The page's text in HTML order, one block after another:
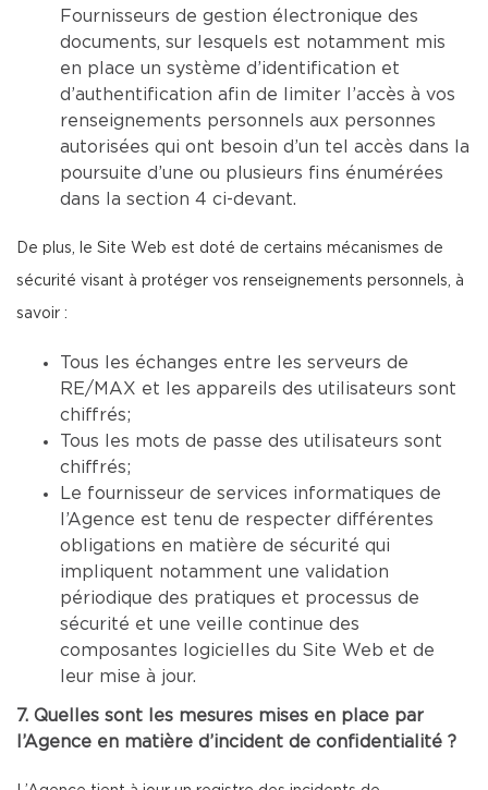
Fournisseurs de gestion électronique des
documents, sur lesquels est notamment mis
en place un système d’identification et
d’authentification afin de limiter l’accès à vos
renseignements personnels aux personnes
autorisées qui ont besoin d’un tel accès dans la
poursuite d’une ou plusieurs fins énumérées
dans la section 4 ci-devant.
De plus, le Site Web est doté de certains mécanismes de
sécurité visant à protéger vos renseignements personnels, à
savoir :
Tous les échanges entre les serveurs de
RE/MAX et les appareils des utilisateurs sont
chiffrés;
Tous les mots de passe des utilisateurs sont
chiffrés;
Le fournisseur de services informatiques de
l’Agence est tenu de respecter différentes
obligations en matière de sécurité qui
impliquent notamment une validation
périodique des pratiques et processus de
sécurité et une veille continue des
composantes logicielles du Site Web et de
leur mise à jour.
7. Quelles sont les mesures mises en place par
l’Agence en matière d’incident de confidentialité ?